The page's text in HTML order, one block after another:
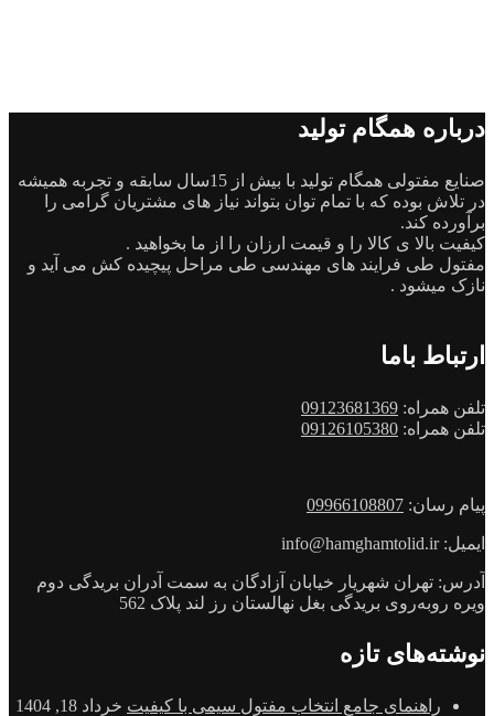
درباره همگام تولید
صنایع مفتولی همگام تولید با بیش از 15سال سابقه و تجربه همیشه
در تلاش بوده که با تمام توان بتواند نیاز های مشتریان گرامی را
برآورده کند.
کیفیت بالا ی کالا را و قیمت ارزان را از ما بخواهید .
مفتول طی فرایند های مهندسی طی مراحل پیچیده کش می آید و
نازک میشود .
ارتباط باما
تلفن همراه: 09123681369
تلفن همراه: 09126105380
پیام رسان: 09966108807
ایمیل: info@hamghamtolid.ir
آدرس: تهران شهریار خیابان آزادگان به سمت آدران بریدگی دوم
ویره روبه‌روی بریدگی بغل نهالستان رز لند پلاک 562
نوشته‌های تازه
راهنمای جامع انتخاب مفتول سیمی با کیفیت خرداد 18, 1404